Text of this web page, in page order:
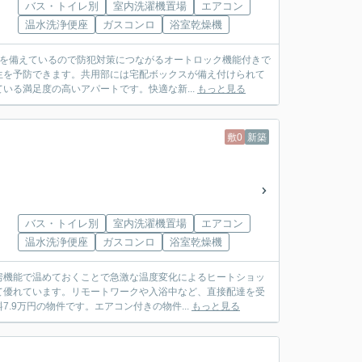
バス・トイレ別 室内洗濯機置場
エアコン
温水洗浄便座
ガスコンロ 浴室乾燥機
備えているので防犯対策につながるオートロック機能付きで
予防できます。共用部には宅配ボックスが備え付けられて
る満足度の高いアパートです。快適な新... もっと見る
敷0 新築
バス・トイレ別 室内洗濯機置場
エアコン
温水洗浄便座
ガスコンロ 浴室乾燥機
能で温めておくことで急激な温度変化によるヒートショッ
れています。リモートワークや入浴中など、直接配達を受
万円の物件です。エアコン付きの物件... もっと見る